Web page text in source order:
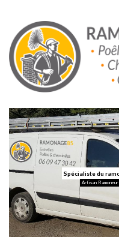
Spécialiste du
Artisan